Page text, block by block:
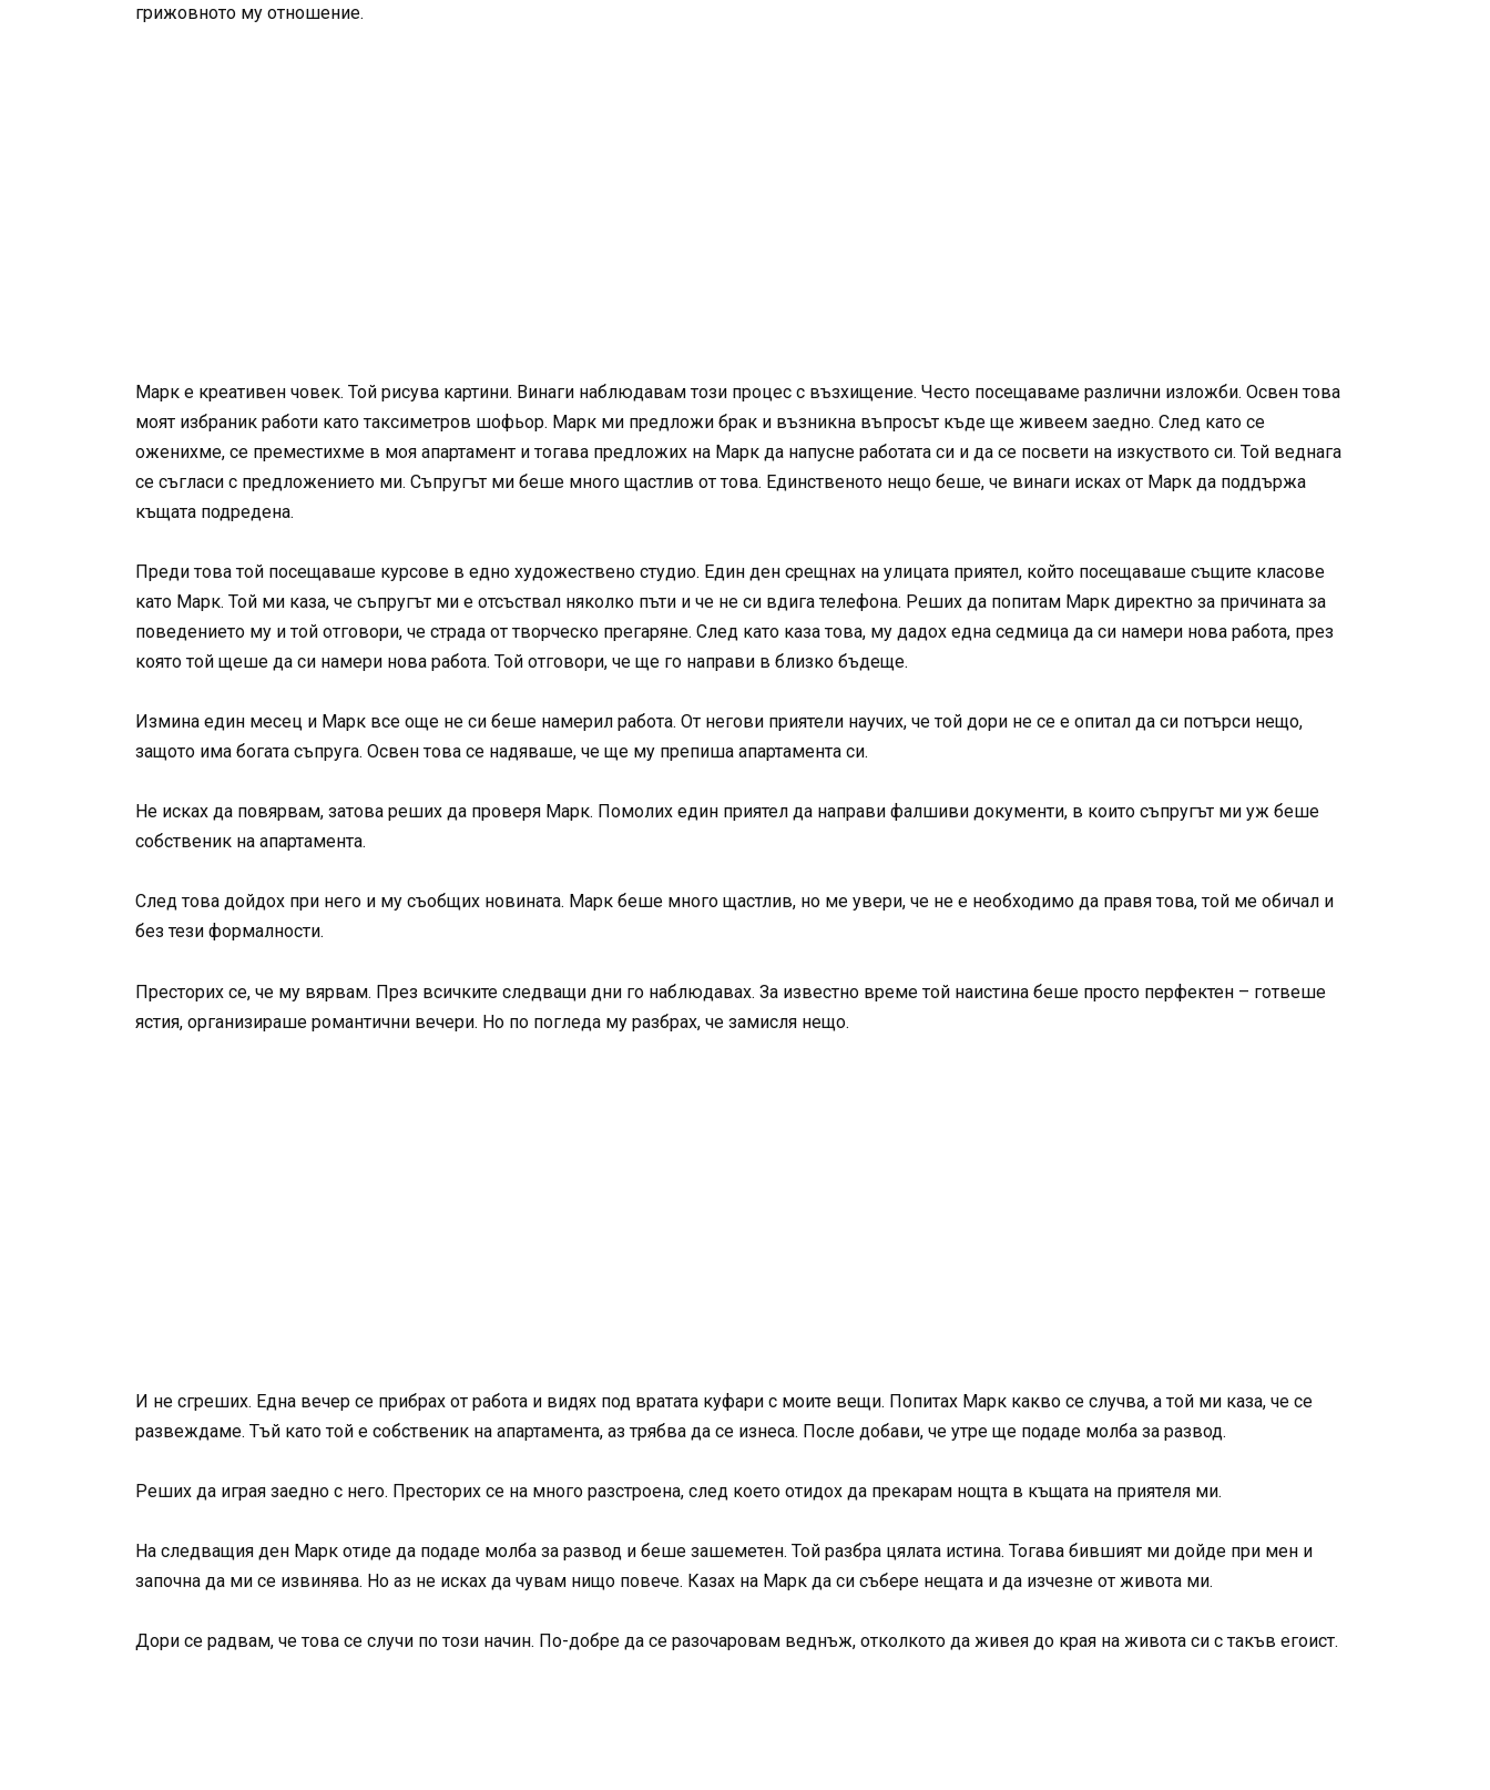
грижовното му отношение.
Марк е креативен човек. Той рисува картини. Винаги наблюдавам този процес с възхищение. Често посещаваме различни изложби. Освен това
моят избраник работи като таксиметров шофьор. Марк ми предложи брак и възникна въпросът къде ще живеем заедно. След като се
оженихме, се преместихме в моя апартамент и тогава предложих на Марк да напусне работата си и да се посвети на изкуството си. Той веднага
се съгласи с предложението ми. Съпругът ми беше много щастлив от това. Единственото нещо беше, че винаги исках от Марк да поддържа
къщата подредена.
Преди това той посещаваше курсове в едно художествено студио. Един ден срещнах на улицата приятел, който посещаваше същите класове
като Марк. Той ми каза, че съпругът ми е отсъствал няколко пъти и че не си вдига телефона. Реших да попитам Марк директно за причината за
поведението му и той отговори, че страда от творческо прегаряне. След като каза това, му дадох една седмица да си намери нова работа, през
която той щеше да си намери нова работа. Той отговори, че ще го направи в близко бъдеще.
Измина един месец и Марк все още не си беше намерил работа. От негови приятели научих, че той дори не се е опитал да си потърси нещо,
защото има богата съпруга. Освен това се надяваше, че ще му препиша апартамента си.
Не исках да повярвам, затова реших да проверя Марк. Помолих един приятел да направи фалшиви документи, в които съпругът ми уж беше
собственик на апартамента.
След това дойдох при него и му съобщих новината. Марк беше много щастлив, но ме увери, че не е необходимо да правя това, той ме обичал и
без тези формалности.
Престорих се, че му вярвам. През всичките следващи дни го наблюдавах. За известно време той наистина беше просто перфектен – готвеше
ястия, организираше романтични вечери. Но по погледа му разбрах, че замисля нещо.
И не сгреших. Една вечер се прибрах от работа и видях под вратата куфари с моите вещи. Попитах Марк какво се случва, а той ми каза, че се
развеждаме. Тъй като той е собственик на апартамента, аз трябва да се изнеса. После добави, че утре ще подаде молба за развод.
Реших да играя заедно с него. Престорих се на много разстроена, след което отидох да прекарам нощта в къщата на приятеля ми.
На следващия ден Марк отиде да подаде молба за развод и беше зашеметен. Той разбра цялата истина. Тогава бившият ми дойде при мен и
започна да ми се извинява. Но аз не исках да чувам нищо повече. Казах на Марк да си събере нещата и да изчезне от живота ми.
Дори се радвам, че това се случи по този начин. По-добре да се разочаровам веднъж, отколкото да живея до края на живота си с такъв егоист.